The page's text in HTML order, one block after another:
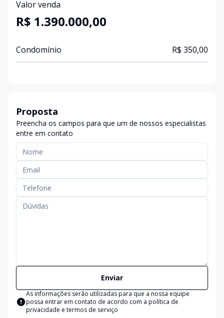
Valor venda
R$ 1.390.000,00
Condomínio R$ 350,00
Proposta
Preencha os campos para que um de nossos especialistas
entre em contato
Enviar
As informações serão utilizadas para que a nossa equipe
possa entrar em contato de acordo com a política de
privacidade e termos de serviço